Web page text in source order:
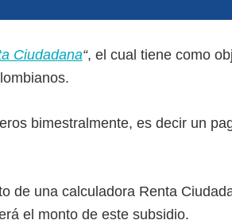
Ciudadana“, el cual tiene como
bimestralmente, es decir un
de una calculadora Renta
el monto de este subsidio.